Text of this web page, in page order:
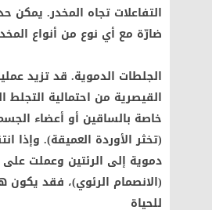
التفاعلات تجاه المخدر. يمكن
ضارّة مع أي نوع من أنواع
الجلطات الدموية. قد تزيد
القيصرية من احتمالية التجلط
خاصة بالساقين أو أعضاء
(تخثر الأوردة العميقة). وإذا
دموية إلى الرئتين وعملت على
(الانصمام الرئوي)، فقد يكون
للحياة